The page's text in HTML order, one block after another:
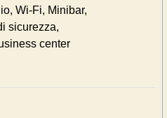
Wi-Fi, Minibar,
sicurezza,
center